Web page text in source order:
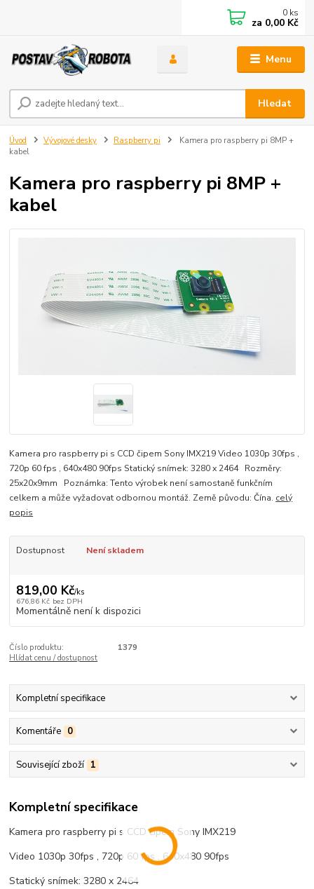
Menu
Hledat
0 ks
za 0,00 Kč
Úvod Vývojové desky Raspberry pi
Kamera pro raspberry pi 8MP +
kabel
Kamera pro raspberry pi 8MP +
kabel
Kamera pro raspberry pi s CCD čipem Sony IMX219 Video 1030p 30fps ,
720p 60 fps , 640x480 90fps Statický snímek: 3280 x 2464 Rozměry:
25x20x9mm Poznámka: Tento výrobek není samostaně funkčním
celkem a může vyžadovat odbornou montáž. Země původu: Čína. celý
popis
Dostupnost Není skladem
819,00 Kč/ks
676,86 Kč bez DPH
Momentálně není k dispozici
Číslo produktu:
1379
Hlídat cenu / dostupnost
Kompletní specifikace
Komentáře 0
Související zboží 1
Kompletní specifikace
Kamera pro raspberry pi s CCD čipem Sony IMX219
Video 1030p 30fps , 720p 60 fps , 640x480 90fps
Statický snímek: 3280 x 2464